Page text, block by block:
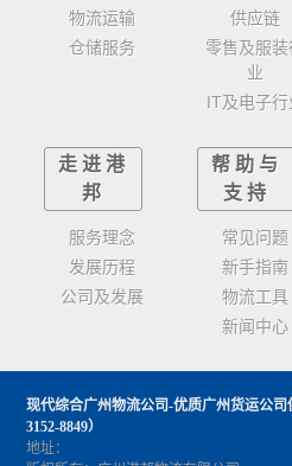
物流运输
仓储服务
供应链
零售及服装
业
IT及电子行
走进港
邦
服务理念
发展历程
公司及发展
帮助与
支持
常见问题
新手指南
物流工具
新闻中心
现代综合广州物流公司-优质广州货运公司
3152-8849）
地址：